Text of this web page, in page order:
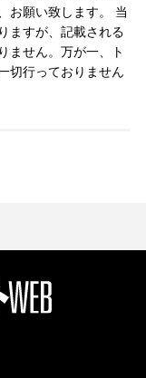
お願い致します。 当
ますが、記載される
ません。万が一、ト
切行っておりません